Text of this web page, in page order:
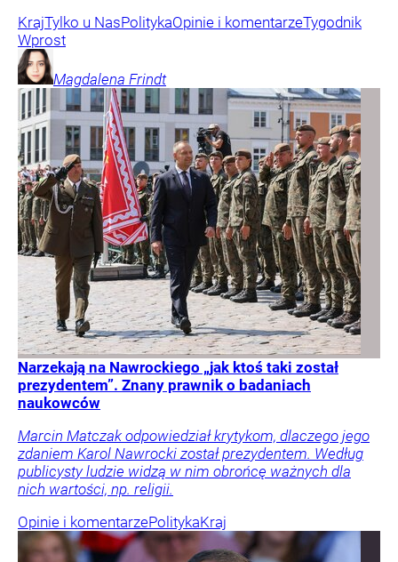
KrajTylko u NasPolitykaOpinie i komentarzeTygodnik
Wprost
Magdalena Frindt
Narzekają na Nawrockiego „jak ktoś taki został
prezydentem”. Znany prawnik o badaniach
naukowców
Marcin Matczak odpowiedział krytykom, dlaczego jego
zdaniem Karol Nawrocki został prezydentem. Według
publicysty ludzie widzą w nim obrońcę ważnych dla
nich wartości, np. religii.
Opinie i komentarzePolitykaKraj